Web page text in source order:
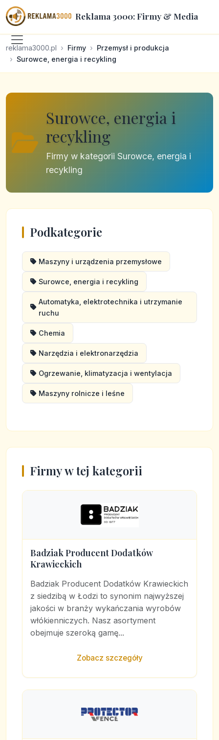
Reklama 3000: Firmy & Media
reklama3000.pl Firmy
Przemysł i produkcja
Surowce, energia i recykling
Surowce, energia i
recykling
Firmy w kategorii Surowce, energia i
recykling
Podkategorie
Maszyny i urządzenia przemysłowe
Surowce, energia i recykling
Automatyka, elektrotechnika i utrzymanie
ruchu
Chemia
Narzędzia i elektronarzędzia
Ogrzewanie, klimatyzacja i wentylacja
Maszyny rolnicze i leśne
Firmy w tej kategorii
Badziak Producent Dodatków
Krawieckich
Badziak Producent Dodatków Krawieckich
z siedzibą w Łodzi to synonim najwyższej
jakości w branży wykańczania wyrobów
włókienniczych. Nasz asortyment
obejmuje szeroką gamę...
Zobacz szczegóły